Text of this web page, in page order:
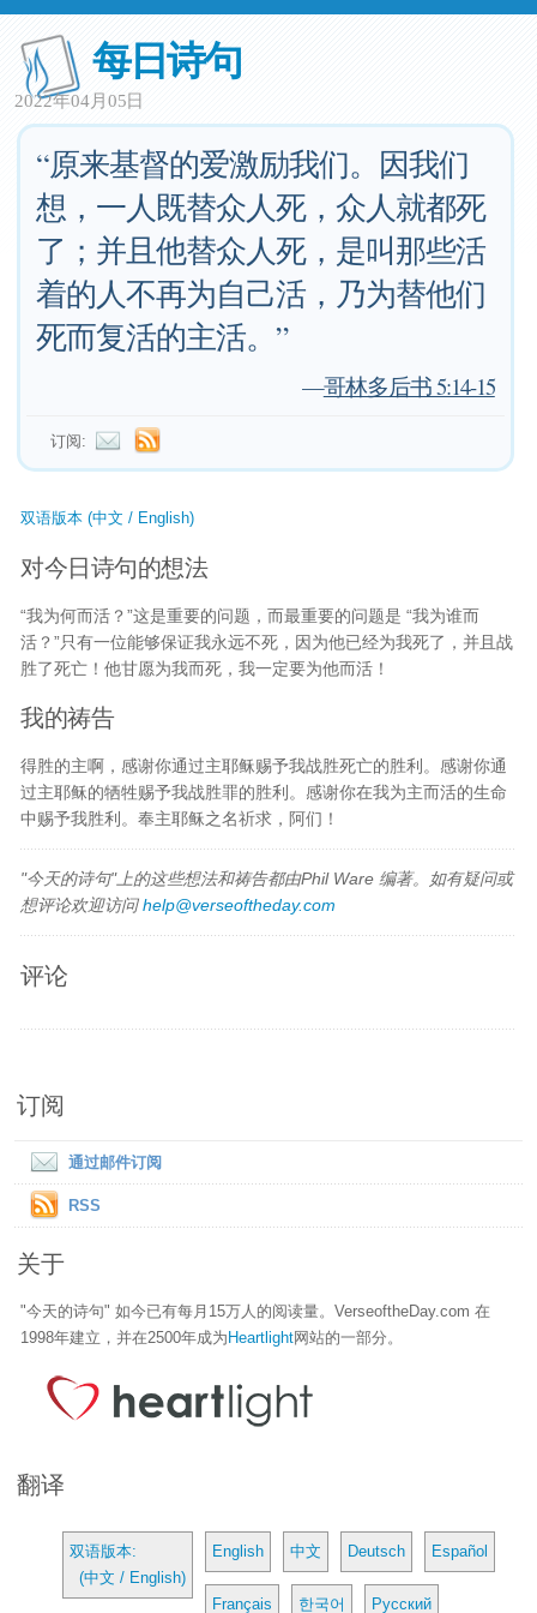
每日诗句
2022年04月05日
“原来基督的爱激励我们。因我们
想，一人既替众人死，众人就都死
了；并且他替众人死，是叫那些活
着的人不再为自己活，乃为替他们
死而复活的主活。”
—哥林多后书 5:14-15
订阅:
双语版本 (中文 / English)
对今日诗句的想法
“我为何而活？”这是重要的问题，而最重要的问题是 “我为谁而
活？”只有一位能够保证我永远不死，因为他已经为我死了，并且战
胜了死亡！他甘愿为我而死，我一定要为他而活！
我的祷告
得胜的主啊，感谢你通过主耶稣赐予我战胜死亡的胜利。感谢你通
过主耶稣的牺牲赐予我战胜罪的胜利。感谢你在我为主而活的生命
中赐予我胜利。奉主耶稣之名祈求，阿们！
"今天的诗句"上的这些想法和祷告都由Phil Ware 编著。如有疑问或
想评论欢迎访问help@verseoftheday.com
评论
订阅
通过邮件订阅
RSS
关于
"今天的诗句" 如今已有每月15万人的阅读量。VerseoftheDay.com 在
1998年建立，并在2500年成为 Heartlight网站的一部分。
翻译
双语版本:
(中文 / English)
English 中文 Deutsch Español
Français 한국어 Русский